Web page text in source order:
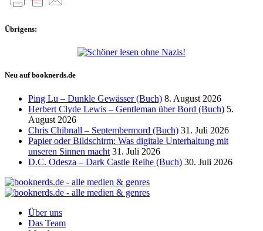
Übrigens:
Neu auf booknerds.de
Ping Lu – Dunkle Gewässer (Buch) 8. August 2026
Herbert Clyde Lewis – Gentleman über Bord (Buch) 5.
August 2026
Chris Chibnall – Septembermord (Buch) 31. Juli 2026
Papier oder Bildschirm: Was digitale Unterhaltung mit
unseren Sinnen macht 31. Juli 2026
D.C. Odesza – Dark Castle Reihe (Buch) 30. Juli 2026
Über uns
Das Team